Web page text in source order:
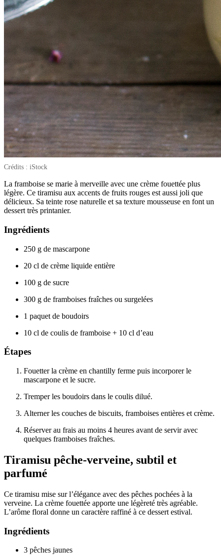
Crédits : iStock
La framboise se marie à merveille avec une crème fouettée plus
légère. Ce tiramisu aux accents de fruits rouges est aussi joli que
délicieux. Sa teinte rose naturelle et sa texture mousseuse en font un
dessert très printanier.
Ingrédients
250 g de mascarpone
20 cl de crème liquide entière
100 g de sucre
300 g de framboises fraîches ou surgelées
1 paquet de boudoirs
10 cl de coulis de framboise + 10 cl d’eau
Étapes
Fouetter la crème en chantilly ferme puis incorporer le
mascarpone et le sucre.
Tremper les boudoirs dans le coulis dilué.
Alterner les couches de biscuits, framboises entières et crème.
Réserver au frais au moins 4 heures avant de servir avec
quelques framboises fraîches.
Tiramisu pêche-verveine, subtil et
parfumé
Ce tiramisu mise sur l’élégance avec des pêches pochées à la
verveine. La crème fouettée apporte une légèreté très agréable.
L’arôme floral donne un caractère raffiné à ce dessert estival.
Ingrédients
3 pêches jaunes